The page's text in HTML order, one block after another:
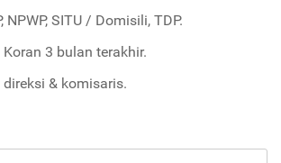
NPWP, SITU / Domisili, TDP.
3 bulan terakhir.
& komisaris.